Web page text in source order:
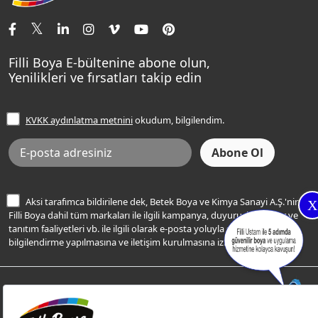
X
Tavan Boyaları
Ev Bakım ve Hobi Boyaları
Yatak Odası Renkleri
Sentomaxx Sentetik Boya
Sentomaxx İpeksi Mat
Momento Life
Şampanya Rengi
Açık Mavi Rengi
Frezya Rengi
İletişim Bilgilerimiz
Renk Danışma
Filli Ustam
Sıkça Sorulan Sorular
Ücretsiz Yalıtım Keşif Hizmeti
Bilgi Toplumu Hizmetleri
İnternet Sitesi Kullanım Koşulları
KVKK Talep Formu
KVKK Aydınlatma Metni
Filli Boya E-bültenine abone olun,
Yenilikleri ve fırsatları takip edin
KVKK aydınlatma metniniokudum, bilgilendim.
Aksi tarafımca bildirilene dek, Betek Boya ve Kimya Sanayi A.Ş.'nin
Filli Boya dahil tüm markaları ile ilgili kampanya, duyuru, hizmetler ve
tanıtım faaliyetleri vb. ile ilgili olarak e-posta yoluyla şahsıma
bilgilendirme yapılmasına ve iletişim kurulmasına izin veriyorum.